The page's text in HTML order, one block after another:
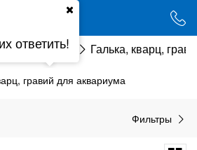
Грунт Галька, кварц,
гравий для аквариума
Фильтры
ответить!